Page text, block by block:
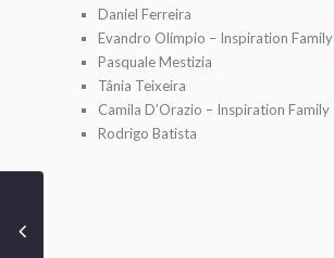
Daniel Ferreira
Evandro Olímpio – Inspiration Family
Pasquale Mestizia
Tânia Teixeira
Camila D’Orazio – Inspiration Family
Rodrigo Batista